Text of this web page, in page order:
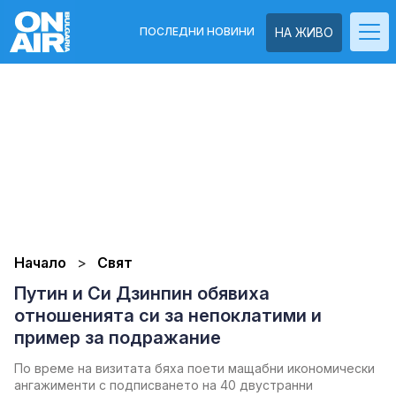
НА ЖИВО
ПОСЛЕДНИ НОВИНИ
Начало Свят
Путин и Си Дзинпин обявиха
отношенията си за непоклатими и
пример за подражание
По време на визитата бяха поети мащабни икономически
ангажименти с подписването на 40 двустранни